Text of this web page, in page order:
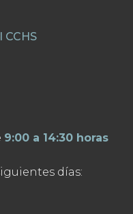
9:00 a 14:30 horas
días: